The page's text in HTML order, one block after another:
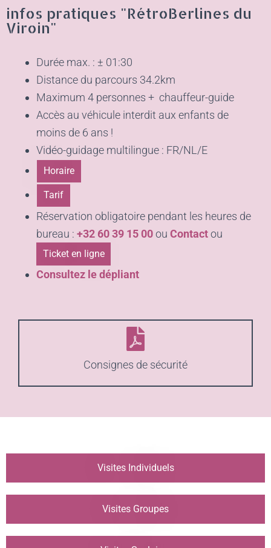
infos pratiques "RétroBerlines du
Viroin"
Durée max. : ± 01:30
Distance du parcours 34.2km
Maximum 4 personnes + chauffeur-guide
Accès au véhicule interdit aux enfants de
moins de 6 ans !
Vidéo-guidage multilingue : FR/NL/E
Horaire
Tarif
Réservation obligatoire pendant les heures de
bureau : +32 60 39 15 00ou Contactou
Ticket en ligne
Consultez le dépliant
Consignes de sécurité
Visites Individuels
Visites Groupes